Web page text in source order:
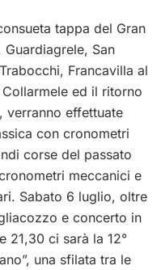
tappa del Gran
Guardiagrele, San
Francavilla al
ed il ritorno
verranno effettuate
con cronometri
corse del passato
meccanici e
Sabato 6 luglio, oltre
e concerto in
21,30 ci sarà la 12°
una sfilata tra le